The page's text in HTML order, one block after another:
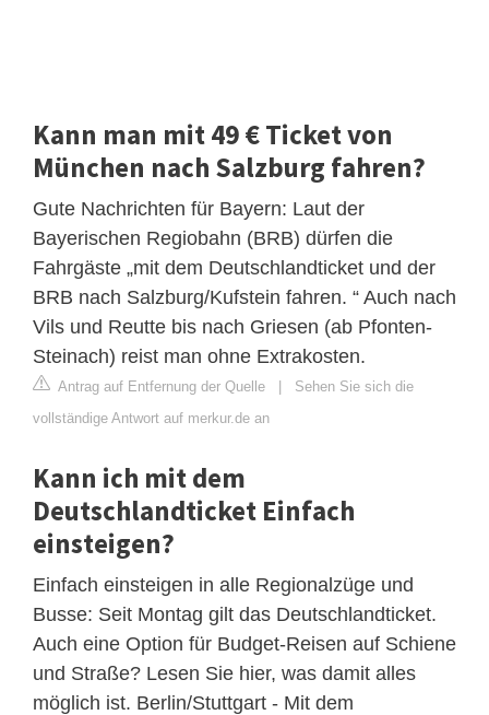
Kann man mit 49 € Ticket von
München nach Salzburg fahren?
Gute Nachrichten für Bayern: Laut der
Bayerischen Regiobahn (BRB) dürfen die
Fahrgäste „mit dem Deutschlandticket und der
BRB nach Salzburg/Kufstein fahren. “ Auch nach
Vils und Reutte bis nach Griesen (ab Pfonten-
Steinach) reist man ohne Extrakosten.
Antrag auf Entfernung der Quelle | Sehen Sie sich die
vollständige Antwort auf merkur.de an
Kann ich mit dem
Deutschlandticket Einfach
einsteigen?
Einfach einsteigen in alle Regionalzüge und
Busse: Seit Montag gilt das Deutschlandticket.
Auch eine Option für Budget-Reisen auf Schiene
und Straße? Lesen Sie hier, was damit alles
möglich ist. Berlin/Stuttgart - Mit dem